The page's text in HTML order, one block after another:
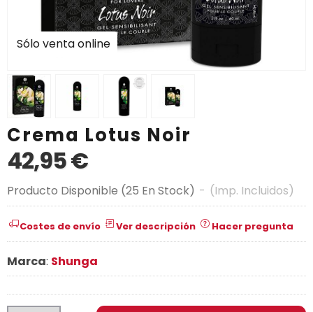
Sólo venta online
Crema Lotus Noir
42,95 €
Producto Disponible (25 En Stock) - (Imp. Incluidos)
Costes de envío Ver descripción Hacer pregunta
Marca: Shunga